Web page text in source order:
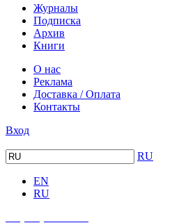
Журналы
Подписка
Архив
Книги
О нас
Реклама
Доставка / Оплата
Контакты
Вход
RU
EN
RU